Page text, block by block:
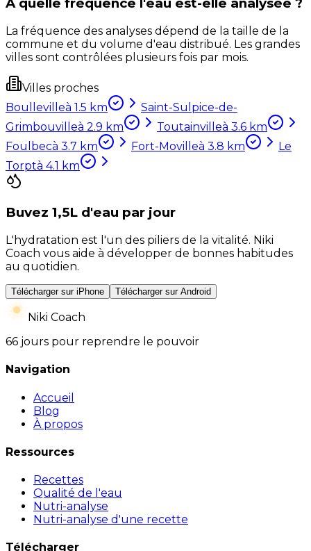
La fréquence des analyses dépend de la taille de la
commune et du volume d'eau distribué. Les grandes
villes sont contrôlées plusieurs fois par mois.
Villes proches
Boullevilleà 1.5 km
Saint-Sulpice-de-
Grimbouvilleà 2.9 km Toutainvilleà 3.6 km
Foulbecà 3.7 km Fort-Movilleà 3.8 km
Le
Torptà 4.1 km
Buvez 1,5L d'eau par jour
L'hydratation est l'un des piliers de la vitalité. Niki
Coach vous aide à développer de bonnes habitudes
au quotidien.
Télécharger sur iPhone Télécharger sur Android
Niki Coach
66 jours pour reprendre le pouvoir
Navigation
Accueil
Blog
À propos
Ressources
Recettes
Qualité de l'eau
Nutri-analyse
Nutri-analyse d'une recette
Télécharger